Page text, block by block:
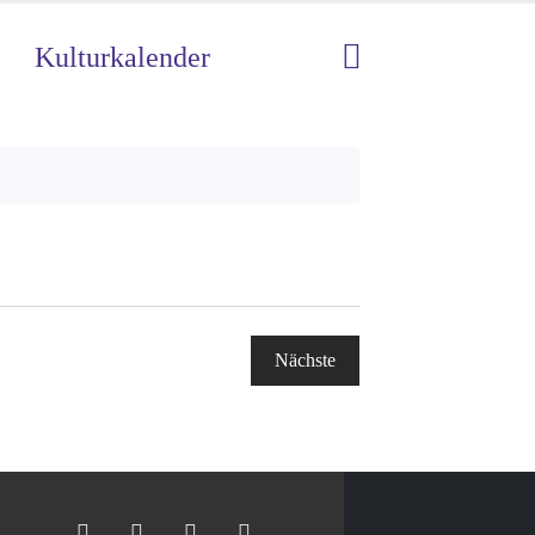
Kulturkalender
Nächste
Veranstaltungen